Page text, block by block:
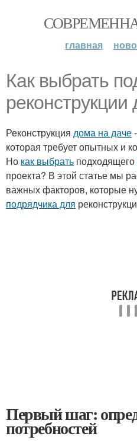
главная
Как выбрать
Реконструкция дома на даче
которая требует опытных и
Но как выбрать подходящего
проекта? В этой статье мы
важных факторов, которые
подрядчика для
Первый шаг:
потребностей